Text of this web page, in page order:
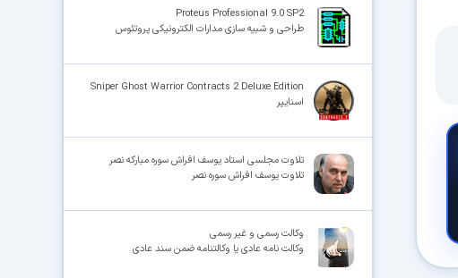
Proteus Professional 9.0 SP2
طراحی و شبیه سازی مدارات الکترونیکی پروتئوس
Sniper Ghost Warrior Contracts 2 Deluxe Edition
اسنایپر
تلاوت مجلسی استاد یوسف افراش سوره مبارکه نصر
تلاوت یوسف افراش سوره نصر
وکالت رسمی و غیر رسمی
وکالت نامه عادی یا وکالتنامه ضمن سند عادی